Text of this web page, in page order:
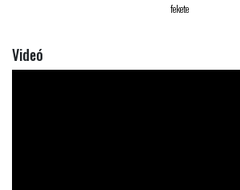
fekete
Videó